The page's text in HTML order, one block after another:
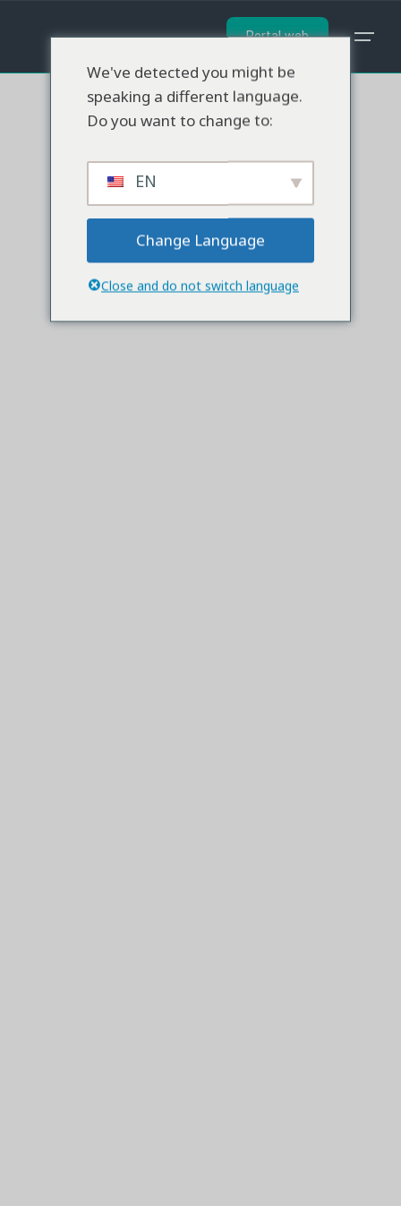
Portal web
We've detected you might be
speaking a different language.
Do you want to change to:
EN
Change Language
Close and do not switch language